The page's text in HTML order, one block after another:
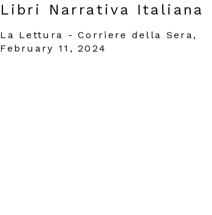
Libri Narrativa Italiana
La Lettura - Corriere della Sera,
February 11, 2024